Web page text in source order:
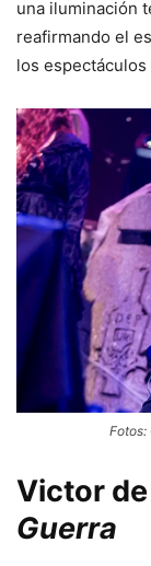
una iluminación
reafirmando el
los espectáculos
Fotos:
Victor
Guerra